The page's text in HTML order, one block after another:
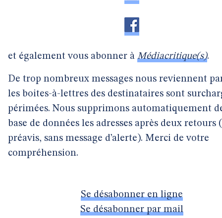
et également vous abonner à Médiacritique(s).
De trop nombreux messages nous reviennent
les boites-à-lettres des destinataires sont
périmées. Nous supprimons automatiquement
base de données les adresses après deux retours
préavis, sans message d’alerte). Merci de votre
compréhension.
Se désabonner en ligne
Se désabonner par mail